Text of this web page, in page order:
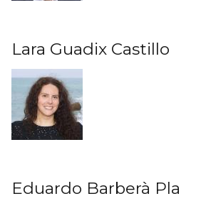
Lara Guadix Castillo
Eduardo Barberà Pla